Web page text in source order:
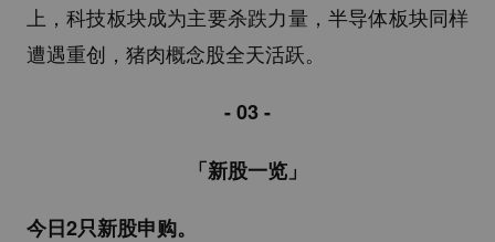
上，科技板块成为主要杀跌力量，半导体板块同样
遭遇重创，猪肉概念股全天活跃。
- 03 -
「新股一览」
今日2只新股申购。